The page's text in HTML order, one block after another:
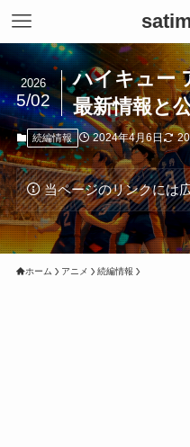
ハイキュー
最新情報と
2026
5/02
続編情報 2024年4月6日
当ページのリンクには
ホーム アニメ 続編情報